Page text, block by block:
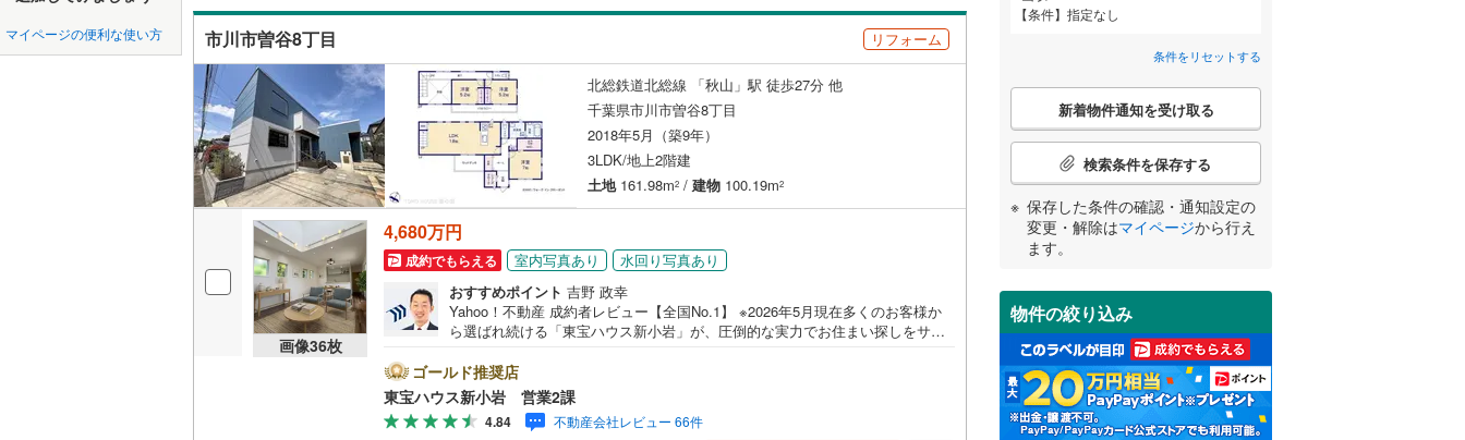
マイページの便利な使い方 市川市曽谷8丁目 リフォーム
北総鉄道北総線 「秋山」駅 徒歩27分 他
千葉県市川市曽谷8丁目
2018年5月（築9年）
3LDK/地上2階建
土地161.98m2 / 建物 100.19m2
画像36枚
4,680万円
成約でもらえる 室内写真あり
水回り写真あり
おすすめポイント 吉野 政幸
Yahoo！不動産 成約者レビュー【全国No.1】 ※2026年5月現在多くのお客様か
ら選ばれ続ける「東宝ハウス新小岩」が、圧倒的な実力でお住まい探しをサポ
スムーズです。ご自宅への送迎・最寄駅でのお待ち合わせ等、お気軽にご相談
ください。 選ばれる3つの「圧倒的メリット」 （1）【業界最低水準の提携住宅
ローン】「他社で断られた」「借入がある」方も独自審査で多数承認！優遇金
利と各種手数料0円でお得に。（2）【未来カレンダーで資金の不安ゼロへ】専
ゴールド推奨店
東宝ハウス新小岩 営業2課
4.84 不動産会社レビュー 66件
条件
指定なし
条件をリセットする
こ
検
条
件
受
け
取
る
・
条
件
新着物件通知を受け取る
検索条件を保存する
保存した条件の確認・通知設定の
変更・解除はマイページから行え
ます。
物件の絞り込み
中国 鳥取 島根 岡山 広島 山口
四国 徳島 愛媛 高知
九州・沖縄 福岡 佐賀 長崎 鹿児島 沖縄
該当物件0件 この条件で検索する
該当物件0件 この条件で検索する
該当物件0件 この条件で検索する
南武線(176) 鶴見線(44) 武蔵野線(617)
相模線 (595 ) 中央本線（JR東日本） 青梅線(164)
五日市線(85) 小海線(5)
京浜東北線(818) (400)
総武線(470) 御殿場線(52) 身延線(173)
東北新幹線(205) 上越新幹線 山形新幹線
秋田新幹線(81) 東海道新幹線(34)
地下鉄 東京メトロ丸ノ内方南支線(29)
東京メトロ日比谷線(100 東京メトロ千代田線(118)
東京メトロ有楽町線 (160) 東京メトロ南北線(87)
該当物件0件 この条件で検索する
該当物件0件 この条件で検索する
（3）
）
二世帯向け（0 平屋・1階建て （ 3階建て以上（1）
サービスルーム（納戸）（1）
最寄りの駅が始発駅 小学校まで1km以内（11）
配置、向き、建ち方、日当たり
前道6m以上（4） 角地（1） 南道路（5）
平坦地（10）
LD
該当物件0件 この条件で検索する
保存した条件を見る